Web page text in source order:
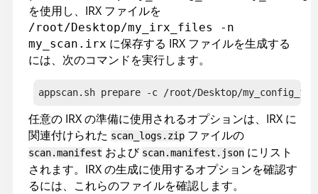
を使用し、 IRX ファイルを
/root/Desktop/my_ irx _files -n
my_scan .irx に保存する IRX ファイルを生成する
には、次のコマンドを実行します。
appscan.sh prepare -c /root/Desktop/
任意の IRXの準備に使用されるオプションは、 IRX に
関連付けられた scan_logs.zip ファイルの
scan.manifest および scan.manifest.json にリスト
されます。IRX の生成に使用するオプションを確認す
るには、これらのファイルを確認します。